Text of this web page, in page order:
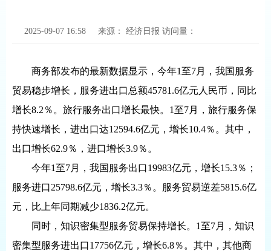
2025-09-07 16:58 来源： 经济日报 访问量：
商务部发布的最新数据显示，今年1至7月，我国服务
贸易稳步增长，服务进出口总额45781.6亿元人民币，同比
增长8.2％。旅行服务出口增长最快。1至7月，旅行服务保
持快速增长，进出口达12594.6亿元，增长10.4％。其中，
出口增长62.9％，进口增长3.9％。
今年1至7月，我国服务出口19983亿元，增长15.3％；
服务进口25798.6亿元，增长3.3％。服务贸易逆差5815.6亿
元，比上年同期减少1836.2亿元。
同时，知识密集型服务贸易保持增长。1至7月，知识
密集型服务进出口17756亿元，增长6.8％。其中，其他商